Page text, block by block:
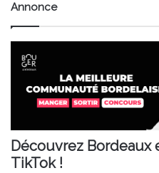
Annonce
Découvrez Bordeaux
TikTok !